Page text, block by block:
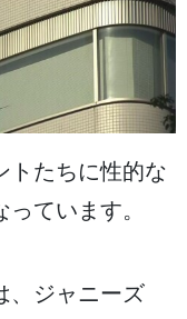
トたちに性的な
っています。
、ジャニーズ